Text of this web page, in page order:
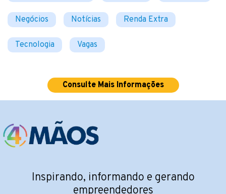
Negócios Notícias Renda Extra
Tecnologia Vagas
Consulte Mais Informações
Inspirando, informando e gerando
empreendedores